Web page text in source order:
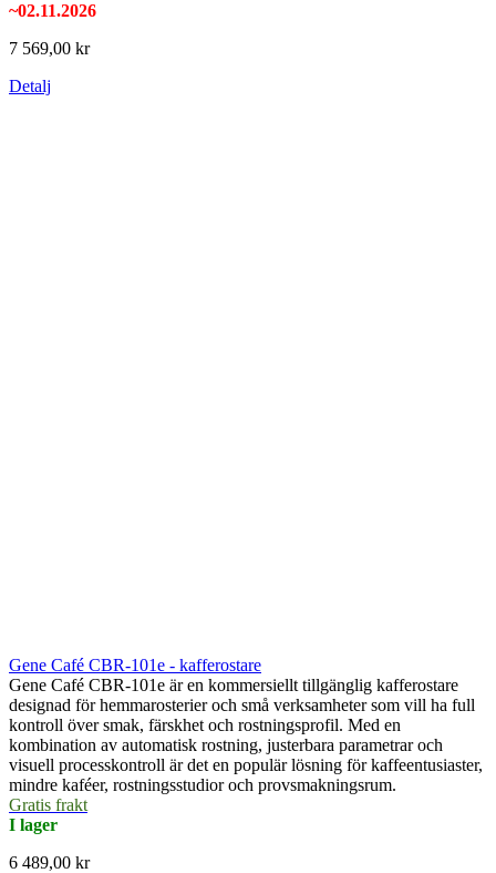
~02.11.2026
7 569,00 kr
Detalj
Gene Café CBR-101e - kafferostare
Gene Café CBR-101e är en kommersiellt tillgänglig kafferostare
designad för hemmarosterier och små verksamheter som vill ha full
kontroll över smak, färskhet och rostningsprofil. Med en
kombination av automatisk rostning, justerbara parametrar och
visuell processkontroll är det en populär lösning för kaffeentusiaster,
mindre kaféer, rostningsstudior och provsmakningsrum.
Gratis frakt
I lager
6 489,00 kr